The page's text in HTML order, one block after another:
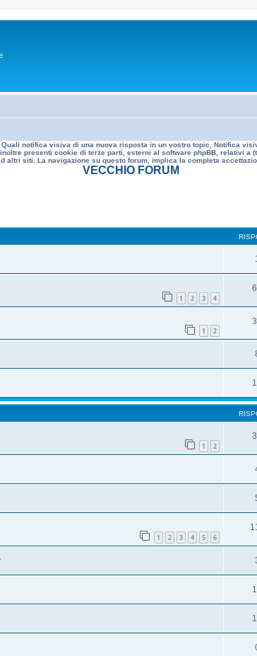
notifica visiva di una nuova risposta in un vostro topic, Notifica
presenti cookie di terze parti, esterni al software phpBB, relativi a
altri siti. La navigazione su questo forum, implica la completa
VECCHIO FORUM
1 2 3 4
1 2
1 2
1 2 3 4 5 6